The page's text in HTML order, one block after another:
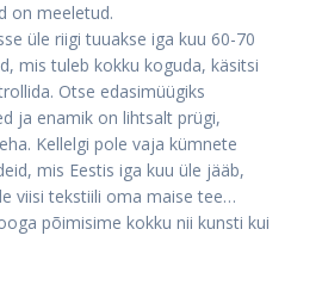
on meeletud.
üle riigi tuuakse iga kuu 60-70
mis tuleb kokku koguda, käsitsi
Otse edasimüügiks
ja enamik on lihtsalt prügi,
Kellelgi pole vaja kümnete
mis Eestis iga kuu üle jääb,
viisi tekstiili oma maise tee…
põimisime kokku nii kunsti kui